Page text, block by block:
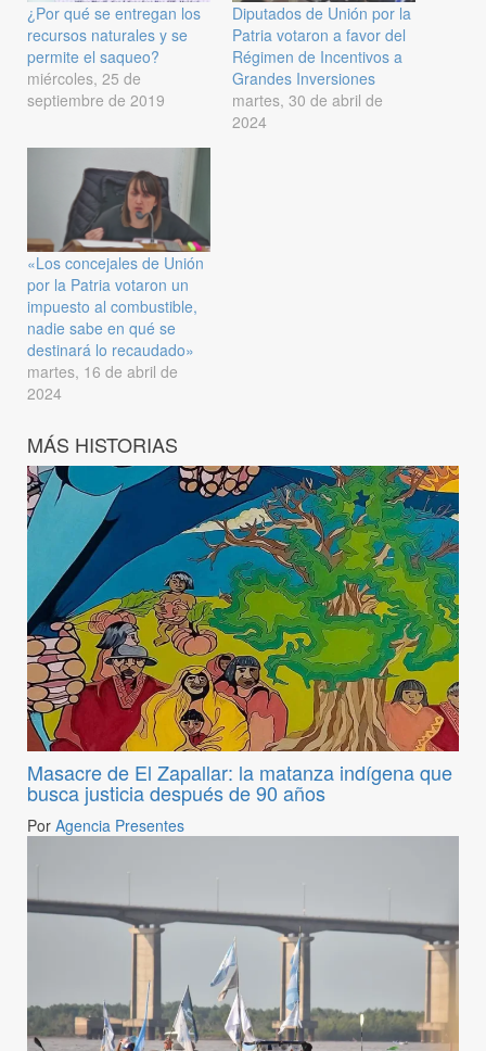
¿Por qué se entregan los
recursos naturales y se
permite el saqueo?
miércoles, 25 de
septiembre de 2019
Diputados de Unión por la
Patria votaron a favor del
Régimen de Incentivos a
Grandes Inversiones
martes, 30 de abril de
2024
«Los concejales de Unión
por la Patria votaron un
impuesto al combustible,
nadie sabe en qué se
destinará lo recaudado»
martes, 16 de abril de
2024
MÁS HISTORIAS
Masacre de El Zapallar: la matanza indígena que
busca justicia después de 90 años
Por Agencia Presentes